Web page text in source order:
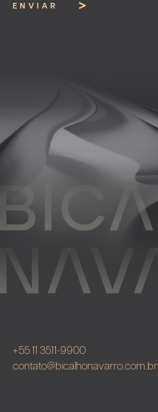
ENVIAR
+55 11 3511-9900
contato@bicalhonavarro.com.br